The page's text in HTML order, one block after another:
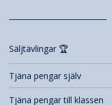
Säljtävlingar 🏆
Tjäna pengar själv
Tjäna pengar till klassen